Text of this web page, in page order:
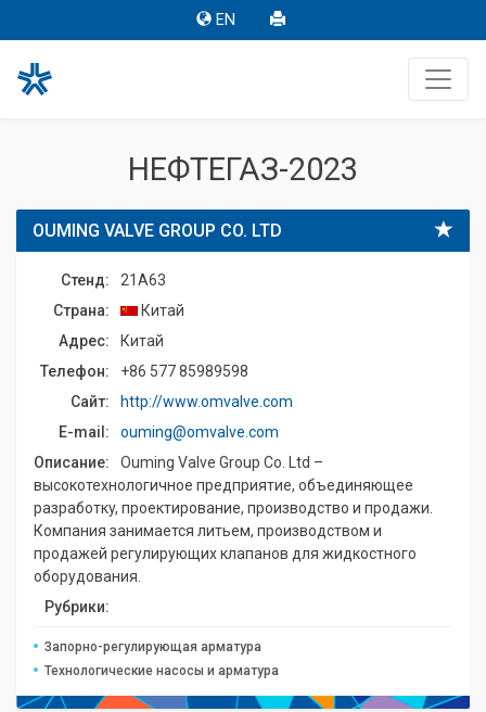
EN
НЕФТЕГАЗ-2023
OUMING VALVE GROUP CO. LTD
Стенд:
21A63
Страна:
Китай
Адрес:
Китай
Телефон:
+86 577 85989598
Сайт:
http://www.omvalve.com
E-mail:
ouming@omvalve.com
Описание:
Ouming Valve Group Co. Ltd –
высокотехнологичное предприятие, объединяющее
разработкy, проектирование, производство и продажи.
Компания занимается литьем, производством и
продажей регулирующих клапанов для жидкостного
оборудования.
Рубрики:
Запорно-регулирующая арматура
Технологические насосы и арматура